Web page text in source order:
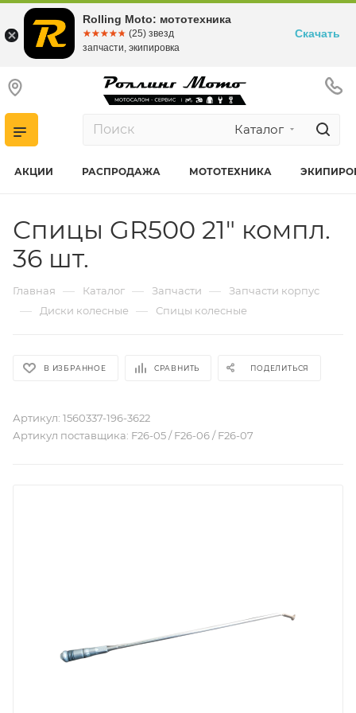
Каталог
АКЦИИ РАСПРОДАЖА МОТОТЕХНИКА
Спицы GR500 21" компл.
36 шт.
Главная — Каталог — Запчасти — Запчасти корпус
— Диски колесные — Спицы колесные
В ИЗБРАННОЕ СРАВНИТЬ ПОДЕЛИТЬСЯ
Артикул: 1560337-196-3622
Артикул поставщика: F26-05 / F26-06 / F26-07
Rolling Moto: мототехника
☆☆☆☆☆
★★★★★ (25) звезд
запчасти, экипировка
Скачать